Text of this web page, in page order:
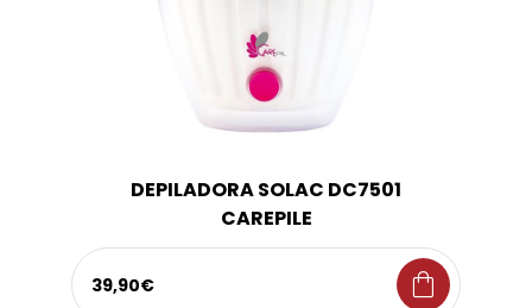
DEPILADORA SOLAC DC7501
CAREPILE
39,90€ shopping_bag